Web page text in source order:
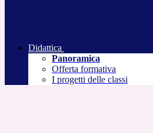
Didattica
Panoramica
Offerta formativa
I progetti delle classi